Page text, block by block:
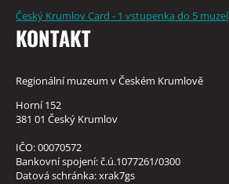
Český Krumlov Card - 1 vstupenka do 5 muzeí
KONTAKT
Regionální muzeum v Českém Krumlově
Horní 152
381 01 Český Krumlov
IČO: 00070572
Bankovní spojení: č.ú.1077261/0300
Datová schránka: xrak7gs